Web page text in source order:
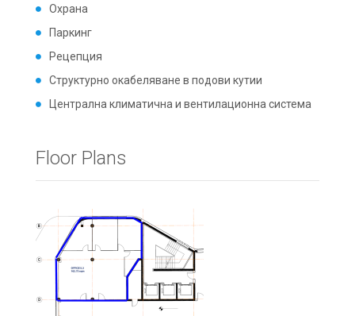
Охрана
Паркинг
Рецепция
Структурно окабеляване в подови кутии
Централна климатична и вентилационна система
Floor Plans